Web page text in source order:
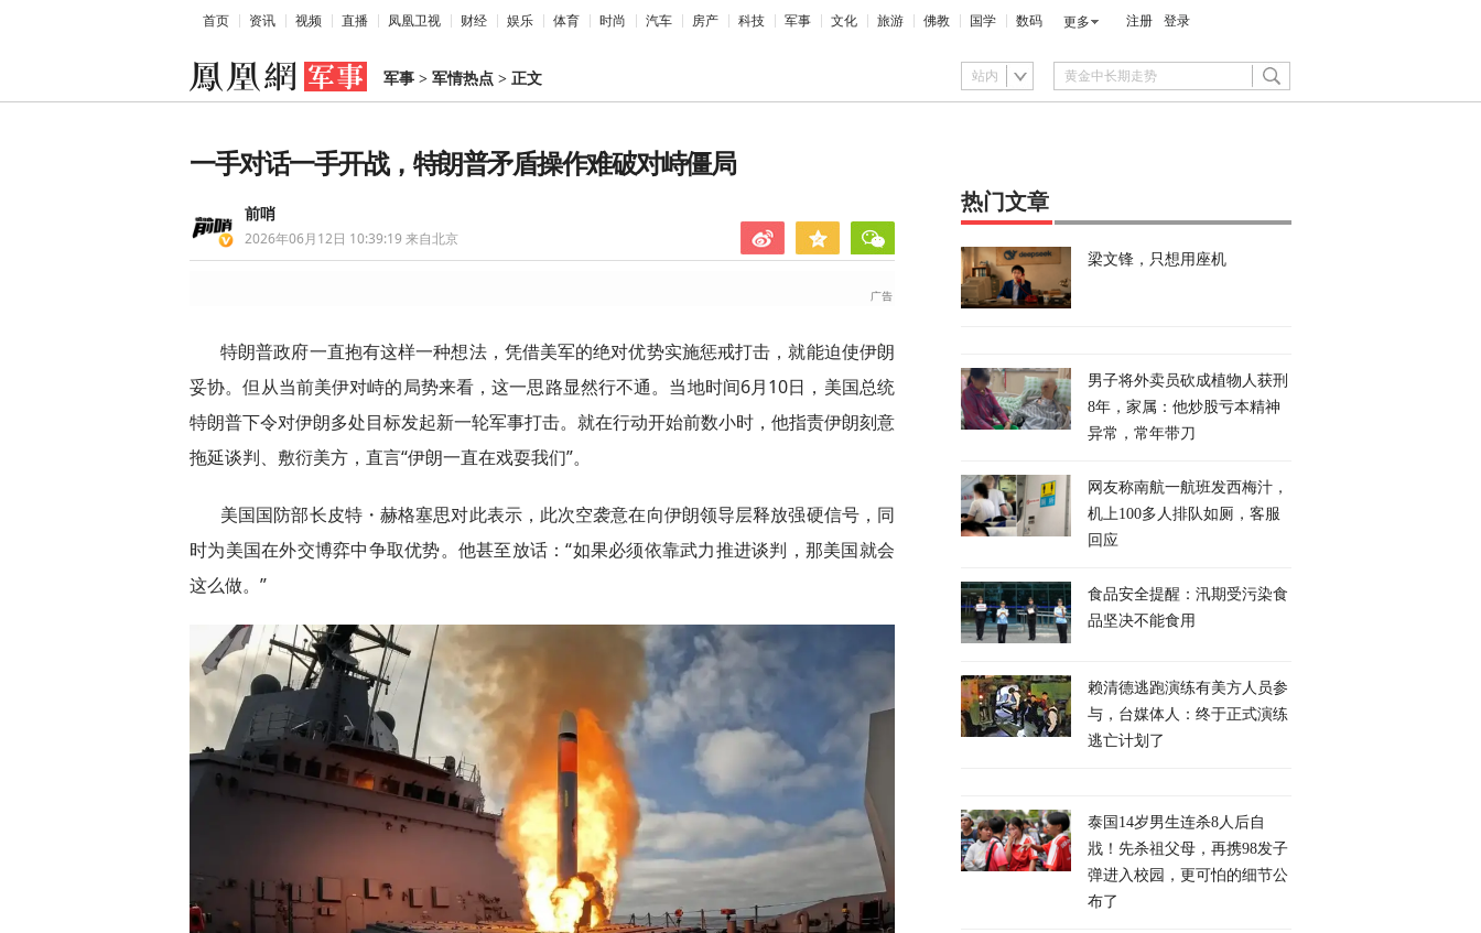
首页 资讯 视频 直播 凤凰卫视 财经 娱乐 体育 时尚 汽车 房产 科技 军事 文化 旅游 佛教 国学 数码 更多 注册 登录
军事 > 军情热点 > 正文 站内
一手对话一手开战，特朗普矛盾操作难破对峙僵局
前哨
2026年06月12日 10:39:19 来自北京
特朗普政府一直抱有这样一种想法，凭借美军的绝对优势实施惩戒打击，就能迫使伊朗
妥协。但从当前美伊对峙的局势来看，这一思路显然行不通。当地时间6月10日，美国总统
特朗普下令对伊朗多处目标发起新一轮军事打击。就在行动开始前数小时，他指责伊朗刻意
拖延谈判、敷衍美方，直言“伊朗一直在戏耍我们”。
美国国防部长皮特・赫格塞思对此表示，此次空袭意在向伊朗领导层释放强硬信号，同
时为美国在外交博弈中争取优势。他甚至放话：“如果必须依靠武力推进谈判，那美国就会
这么做。”
热门文章
梁文锋，只想用座机
男子将外卖员砍成植物人获刑
8年，家属：他炒股亏本精神
异常，常年带刀
网友称南航一航班发西梅汁，
机上100多人排队如厕，客服
回应
食品安全提醒：汛期受污染食
品坚决不能食用
赖清德逃跑演练有美方人员参
与，台媒体人：终于正式演练
逃亡计划了
泰国14岁男生连杀8人后自
戕！先杀祖父母，再携98发子
弹进入校园，更可怕的细节公
布了